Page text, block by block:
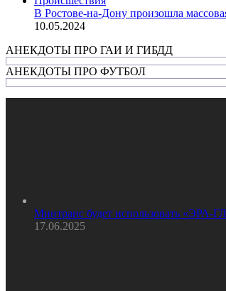
В Ростове-на-Дону произошла
10.05.2024
АНЕКДОТЫ ПРО ГАИ И ГИБДД
АНЕКДОТЫ ПРО ФУТБОЛ
Минтранс будет использовать
17.06.2025